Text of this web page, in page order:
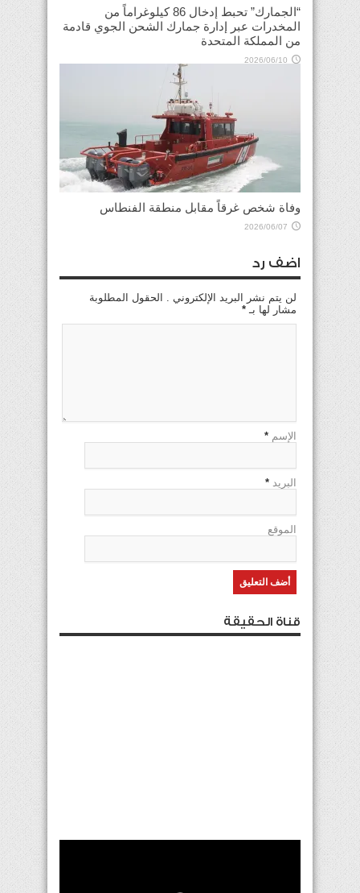
“الجمارك” تحبط إدخال 86 كيلوغراماً من
المخدرات عبر إدارة جمارك الشحن الجوي قادمة
من المملكة المتحدة
2026/06/10
وفاة شخص غرقاً مقابل منطقة الفنطاس
2026/06/07
اضف رد
لن يتم نشر البريد الإلكتروني . الحقول المطلوبة
مشار لها بـ *
الإسم *
البريد *
الموقع
قناة الحقيقة